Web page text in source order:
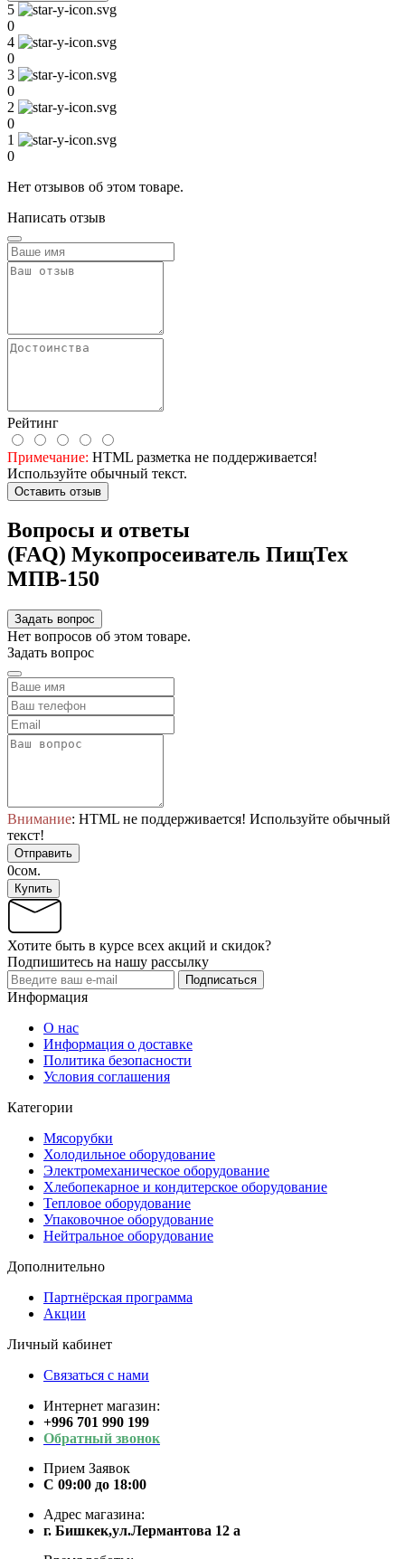
5
0
4
0
3
0
2
0
1
0
Нет отзывов об этом товаре.
Написать отзыв
Рейтинг
Примечание: HTML разметка не поддерживается!
Используйте обычный текст.
Оставить отзыв
Вопросы и ответы
(FAQ) Мукопросеиватель ПищТех
МПВ-150
Задать вопрос
Нет вопросов об этом товаре.
Задать вопрос
Внимание: HTML не поддерживается! Используйте обычный
текст!
Отправить
0сом.
Купить
Хотите быть в курсе всех акций и скидок?
Подпишитесь на нашу рассылку
Подписаться
Информация
О нас
Информация о доставке
Политика безопасности
Условия соглашения
Категории
Мясорубки
Холодильное оборудование
Электромеханическое оборудование
Хлебопекарное и кондитерское оборудование
Тепловое оборудование
Упаковочное оборудование
Нейтральное оборудование
Дополнительно
Партнёрская программа
Акции
Личный кабинет
Связаться с нами
Интернет магазин:
+996 701 990 199
Обратный звонок
Прием Заявок
С 09:00 до 18:00
Адрес магазина:
г. Бишкек,ул.Лермантова 12 а